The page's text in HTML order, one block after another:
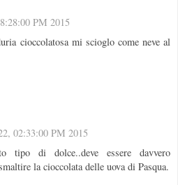
PM 2015
cioccolatosa mi scioglo come neve al
02:33:00 PM 2015
tipo di dolce..deve essere davvero
la cioccolata delle uova di Pasqua.